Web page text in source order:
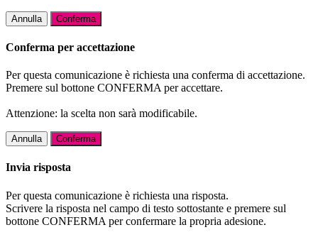
Annulla Conferma
Conferma per accettazione
Per questa comunicazione è richiesta una conferma di accettazione.
Premere sul bottone CONFERMA per accettare.
Attenzione: la scelta non sarà modificabile.
Annulla Conferma
Invia risposta
Per questa comunicazione è richiesta una risposta.
Scrivere la risposta nel campo di testo sottostante e premere sul
bottone CONFERMA per confermare la propria adesione.